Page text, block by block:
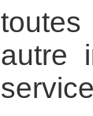
toutes
autre